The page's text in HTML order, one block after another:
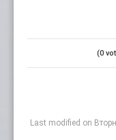
(0
Last modified on